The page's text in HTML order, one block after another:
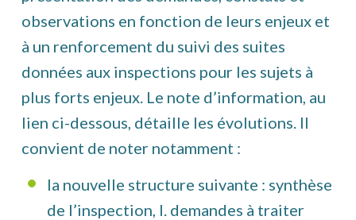
observations en fonction de leurs enjeux et
à un renforcement du suivi des suites
données aux inspections pour les sujets à
plus forts enjeux. Le note d’information, au
lien ci-dessous, détaille les évolutions. Il
convient de noter notamment :
la nouvelle structure suivante : synthèse
de l’inspection, I. demandes à traiter